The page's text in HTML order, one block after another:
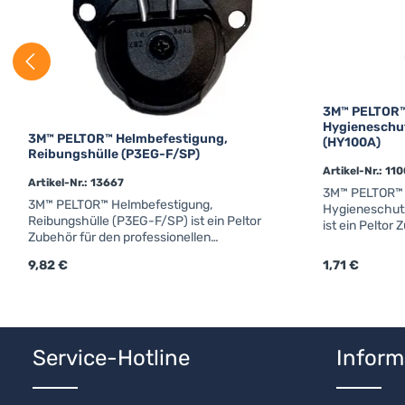
3M™ PELTOR™ Helmbefestigung,
Reibungshülle (P3EG-F/SP)
Artikel-Nr.: 13667
3M™ PELTOR™ Helmbefestigung,
Reibungshülle (P3EG-F/SP) ist ein Peltor
Zubehör für den professionellen
DatenArtikelnummer:
Regulärer Preis:
9,82 €
Produkt Anzahl: Gib den
3M™
(HY100A)
Artikel-Nr.:
3M™
ist ein Peltor
technische
Einweg-
Regulärer Preis:
1,71 €
Service-Hotline